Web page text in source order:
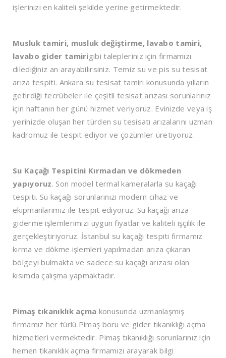
işlerinizi en kaliteli şekilde yerine getirmektedir.
Musluk tamiri, musluk değiştirme, lavabo tamiri,
lavabo gider tamirigibi talepleriniz için firmamızı
dilediğiniz an arayabilirsiniz. Temiz su ve pis su tesisat
arıza tespiti. Ankara su tesisat tamiri konusunda yılların
getirdiği tecrübeler ile çeşitli tesisat arızası sorunlarınız
için haftanın her günü hizmet veriyoruz. Evinizde veya iş
yerinizde oluşan her türden su tesisatı arızalarını uzman
kadromuz ile tespit ediyor ve çözümler üretiyoruz.
Su Kaçağı Tespitini Kırmadan ve dökmeden
yapıyoruz. Son model termal kameralarla su kaçağı
tespiti. Su kaçağı sorunlarınızı modern cihaz ve
ekipmanlarımız ile tespit ediyoruz. Su kaçağı arıza
giderme işlemlerimizi uygun fiyatlar ve kaliteli işçilik ile
gerçekleştiriyoruz. İstanbul su kaçağı tespiti firmamız
kırma ve dökme işlemleri yapılmadan arıza çıkaran
bölgeyi bulmakta ve sadece su kaçağı arızası olan
kısımda çalışma yapmaktadır.
Pimaş tıkanıklık açma konusunda uzmanlaşmış
firmamız her türlü Pimaş boru ve gider tıkanıklığı açma
hizmetleri vermektedir. Pimaş tıkanıklığı sorunlarınız için
hemen tıkanıklık açma firmamızı arayarak bilgi